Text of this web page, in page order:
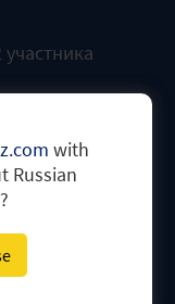
with
Russian